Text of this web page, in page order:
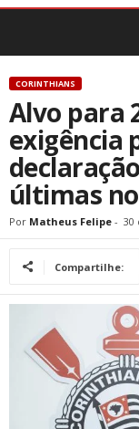
CORINTHIANS
Alvo para
exigência
últimas
Por Matheus Felipe - 30
Compartilhe: